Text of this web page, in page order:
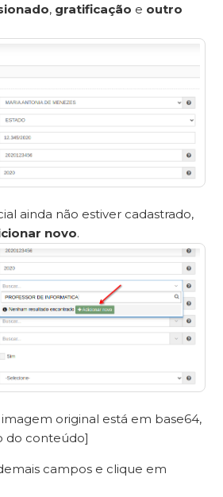
, gratificação e outro
ainda não estiver cadastrado,
novo.
imagem original está em base64,
do conteúdo]
campos e clique em